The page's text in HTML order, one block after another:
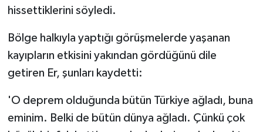
hissettiklerini söyledi.
Bölge halkıyla yaptığı görüşmelerde yaşanan
kayıpların etkisini yakından gördüğünü dile
getiren Er, şunları kaydetti:
'O deprem olduğunda bütün Türkiye ağladı, buna
eminim. Belki de bütün dünya ağladı. Çünkü çok